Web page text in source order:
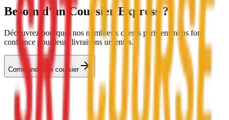
Besoin d'un Coursier Express ?
Découvrez pourquoi nos nombreux clients parisiens nous font
confiance pour leurs livraisons urgentes.
Commander un coursier
SRT